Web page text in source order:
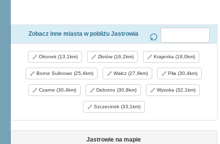
Zobacz inne miasta w pobliżu Jastrowia
Okonek (13,1km) Złotów (16,2km) Krajenka (18,0km)
Borne Sulinowo (25,4km) Wałcz (27,9km) Piła (30,4km)
Czarne (30,4km) Debrzno (30,8km) Wysoka (32,1km)
Szczecinek (33,1km)
Jastrowie na mapie